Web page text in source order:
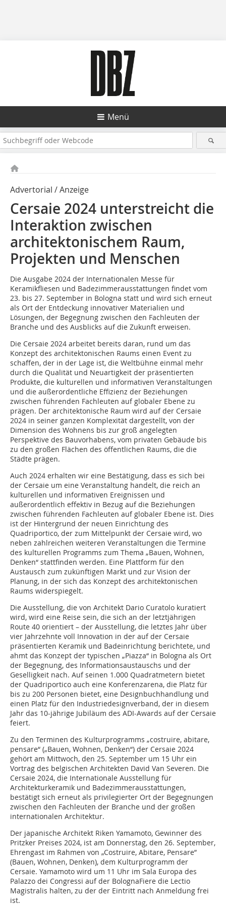
Menü
Advertorial / Anzeige
Cersaie 2024 unterstreicht die
Interaktion zwischen
architektonischem Raum,
Projekten und Menschen
Die Ausgabe 2024 der Internationalen Messe für
Keramikfliesen und Badezimmerausstattungen findet vom
23. bis 27. September in Bologna statt und wird sich erneut
als Ort der Entdeckung innovativer Materialien und
Lösungen, der Begegnung zwischen den Fachleuten der
Branche und des Ausblicks auf die Zukunft erweisen.
Die Cersaie 2024 arbeitet bereits daran, rund um das
Konzept des architektonischen Raums einen Event zu
schaffen, der in der Lage ist, die Weltbühne einmal mehr
durch die Qualität und Neuartigkeit der präsentierten
Produkte, die kulturellen und informativen Veranstaltungen
und die außerordentliche Effizienz der Beziehungen
zwischen führenden Fachleuten auf globaler Ebene zu
prägen. Der architektonische Raum wird auf der Cersaie
2024 in seiner ganzen Komplexität dargestellt, von der
Dimension des Wohnens bis zur groß angelegten
Perspektive des Bauvorhabens, vom privaten Gebäude bis
zu den großen Flächen des öffentlichen Raums, die die
Städte prägen.
Auch 2024 erhalten wir eine Bestätigung, dass es sich bei
der Cersaie um eine Veranstaltung handelt, die reich an
kulturellen und informativen Ereignissen und
außerordentlich effektiv in Bezug auf die Beziehungen
zwischen führenden Fachleuten auf globaler Ebene ist. Dies
ist der Hintergrund der neuen Einrichtung des
Quadriportico, der zum Mittelpunkt der Cersaie wird, wo
neben zahlreichen weiteren Veranstaltungen die Termine
des kulturellen Programms zum Thema „Bauen, Wohnen,
Denken“ stattfinden werden. Eine Plattform für den
Austausch zum zukünftigen Markt und zur Vision der
Planung, in der sich das Konzept des architektonischen
Raums widerspiegelt.
Die Ausstellung, die von Architekt Dario Curatolo kuratiert
wird, wird eine Reise sein, die sich an der letztjährigen
Route 40 orientiert – der Ausstellung, die letztes Jahr über
vier Jahrzehnte voll Innovation in der auf der Cersaie
präsentierten Keramik und Badeinrichtung berichtete, und
ahmt das Konzept der typischen „Piazza“ in Bologna als Ort
der Begegnung, des Informationsaustauschs und der
Geselligkeit nach. Auf seinen 1.000 Quadratmetern bietet
der Quadriportico auch eine Konferenzarena, die Platz für
bis zu 200 Personen bietet, eine Designbuchhandlung und
einen Platz für den Industriedesignverband, der in diesem
Jahr das 10-jährige Jubiläum des ADI-Awards auf der Cersaie
feiert.
Zu den Terminen des Kulturprogramms „costruire, abitare,
pensare“ („Bauen, Wohnen, Denken“) der Cersaie 2024
gehört am Mittwoch, den 25. September um 15 Uhr ein
Vortrag des belgischen Architekten David Van Severen. Die
Cersaie 2024, die Internationale Ausstellung für
Architekturkeramik und Badezimmerausstattungen,
bestätigt sich erneut als privilegierter Ort der Begegnungen
zwischen den Fachleuten der Branche und der großen
internationalen Architektur.
Der japanische Architekt Riken Yamamoto, Gewinner des
Pritzker Preises 2024, ist am Donnerstag, den 26. September,
Ehrengast im Rahmen von „Costruire, Abitare, Pensare”
(Bauen, Wohnen, Denken), dem Kulturprogramm der
Cersaie. Yamamoto wird um 11 Uhr im Sala Europa des
Palazzo dei Congressi auf der BolognaFiere die Lectio
Magistralis halten, zu der der Eintritt nach Anmeldung frei
ist.